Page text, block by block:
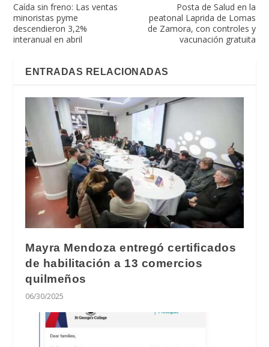
Caída sin freno: Las ventas
minoristas pyme
descendieron 3,2%
interanual en abril
Posta de Salud en la
peatonal Laprida de Lomas
de Zamora, con controles y
vacunación gratuita
ENTRADAS RELACIONADAS
Mayra Mendoza entregó certificados
de habilitación a 13 comercios
quilmeños
06/30/2025